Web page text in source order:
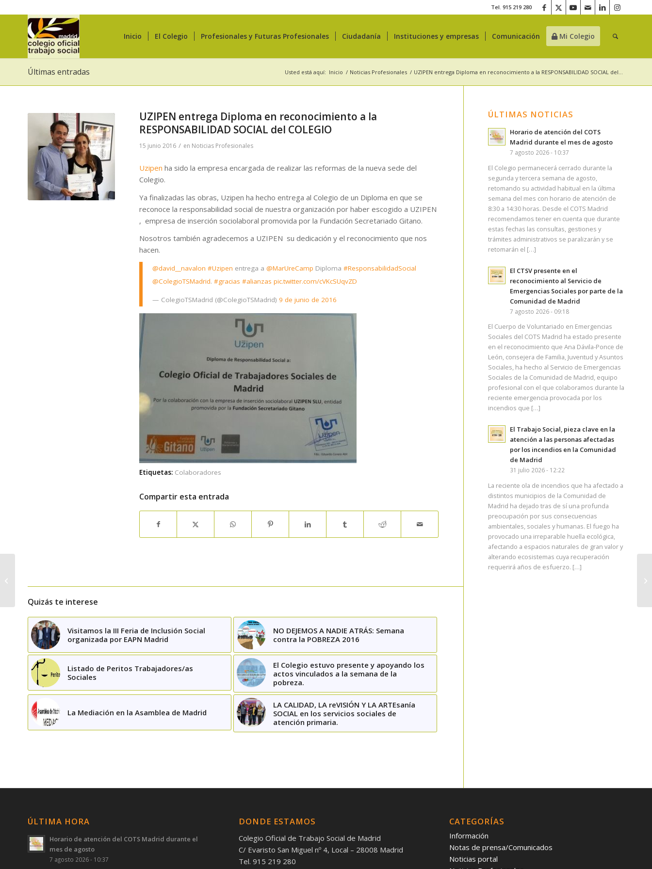
Tel. 915 219 280
Inicio El Colegio Profesionales y Futuras Profesionales Ciudadanía Instituciones y empresas Comunicación Mi Colegio
Últimas entradas Usted está aquí: Inicio / Noticias Profesionales / UZIPEN entrega Diploma en reconocimiento a la RESPONSABILIDAD SOCIAL del...
UZIPEN entrega Diploma en reconocimiento a la
RESPONSABILIDAD SOCIAL del COLEGIO
15 junio 2016 / en Noticias Profesionales
Uzipen ha sido la empresa encargada de realizar las reformas de la nueva sede del
Colegio.
Ya finalizadas las obras, Uzipen ha hecho entrega al Colegio de un Diploma en que se
reconoce la responsabilidad social de nuestra organización por haber escogido a UZIPEN
, empresa de inserción sociolaboral promovida por la Fundación Secretariado Gitano.
Nosotros también agradecemos a UZIPEN su dedicación y el reconocimiento que nos
hacen.
@david__navalon #Uzipen entrega a @MarUreCamp Diploma #ResponsabilidadSocial
@ColegioTSMadrid. #gracias #alianzas pic.twitter.com/cVKcSUqvZD
— ColegioTSMadrid (@ColegioTSMadrid) 9 de junio de 2016
Etiquetas: Colaboradores
Compartir esta entrada
Quizás te interese
Visitamos la III Feria de Inclusión Social
organizada por EAPN Madrid
NO DEJEMOS A NADIE ATRÁS: Semana
contra la POBREZA 2016
Listado de Peritos Trabajadores/as
Sociales
El Colegio estuvo presente y apoyando los
actos vinculados a la semana de la
pobreza.
La Mediación en la Asamblea de Madrid
LA CALIDAD, LA reVISIÓN Y LA ARTEsanía
SOCIAL en los servicios sociales de
atención primaria.
ÚLTIMAS NOTICIAS
Horario de atención del COTS
Madrid durante el mes de agosto
7 agosto 2026 - 10:37
El Colegio permanecerá cerrado durante la
segunda y tercera semana de agosto,
retomando su actividad habitual en la última
semana del mes con horario de atención de
8:30 a 14:30 horas. Desde el COTS Madrid
recomendamos tener en cuenta que durante
estas fechas las consultas, gestiones y
trámites administrativos se paralizarán y se
retomarán el […]
El CTSV presente en el
reconocimiento al Servicio de
Emergencias Sociales por parte de la
Comunidad de Madrid
7 agosto 2026 - 09:18
El Cuerpo de Voluntariado en Emergencias
Sociales del COTS Madrid ha estado presente
en el reconocimiento que Ana Dávila-Ponce de
León, consejera de Familia, Juventud y Asuntos
Sociales, ha hecho al Servicio de Emergencias
Sociales de la Comunidad de Madrid, equipo
profesional con el que colaboramos durante la
reciente emergencia provocada por los
incendios que […]
El Trabajo Social, pieza clave en la
atención a las personas afectadas
por los incendios en la Comunidad
de Madrid
31 julio 2026 - 12:22
La reciente ola de incendios que ha afectado a
distintos municipios de la Comunidad de
Madrid ha dejado tras de sí una profunda
preocupación por sus consecuencias
ambientales, sociales y humanas. El fuego ha
provocado una irreparable huella ecológica,
afectando a espacios naturales de gran valor y
alterando ecosistemas cuya recuperación
requerirá años de esfuerzo. […]
ÚLTIMA HORA
Horario de atención del COTS Madrid durante el
mes de agosto
7 agosto 2026 - 10:37
DONDE ESTAMOS
Colegio Oficial de Trabajo Social de Madrid
C/ Evaristo San Miguel nº 4, Local – 28008 Madrid
Tel. 915 219 280
CATEGORÍAS
Información
Notas de prensa/Comunicados
Noticias portal
Social ante las